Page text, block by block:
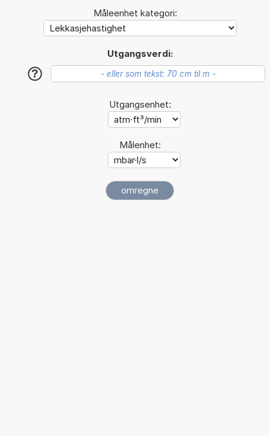
Måleenhet kategori:
Utgangsverdi:
?
Utgangsenhet:
Målenhet: